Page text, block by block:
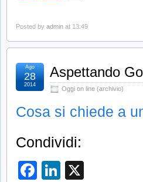
Posted by admin at 13:49
Aspettando
Oggi on line (archivio)
Ago
28
2014
Cosa si chiede a
Condividi:
Facebook
LinkedIn